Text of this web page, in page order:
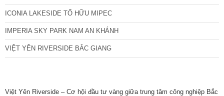
ICONIA LAKESIDE TỐ HỮU MIPEC
IMPERIA SKY PARK NAM AN KHÁNH
VIỆT YÊN RIVERSIDE BẮC GIANG
Việt Yên Riverside – Cơ hội đầu tư vàng giữa trung tâm công nghiệp Bắc